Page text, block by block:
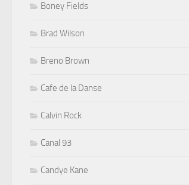
Boney Fields
Brad Wilson
Breno Brown
Cafe de la Danse
Calvin Rock
Canal 93
Candye Kane